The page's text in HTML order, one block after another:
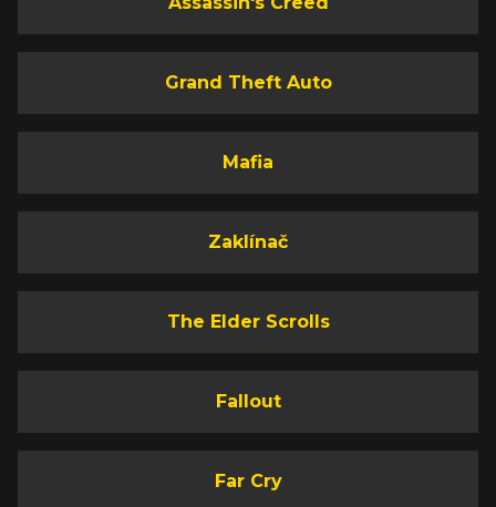
Grand Theft Auto
Mafia
Zaklínač
The Elder Scrolls
Fallout
Far Cry